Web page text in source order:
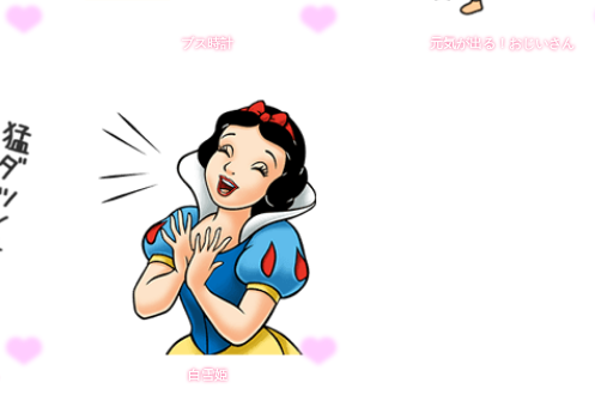
ブス時計 元気が出る！おじいさん
白雪姫